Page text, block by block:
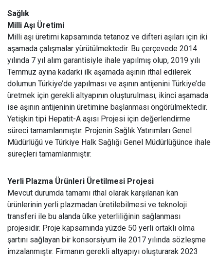
Sağlık
Milli Aşı Üretimi
Milli aşı üretimi kapsamında tetanoz ve difteri aşıları için iki
aşamada çalışmalar yürütülmektedir. Bu çerçevede 2014
yılında 7 yıl alım garantisiyle ihale yapılmış olup, 2019 yılı
Temmuz ayına kadarki ilk aşamada aşının ithal edilerek
dolumun Türkiye’de yapılması ve aşının antijenini Türkiye’de
üretmek için gerekli altyapının oluşturulması, ikinci aşamada
ise aşının antijeninin üretimine başlanması öngörülmektedir.
Yetişkin tipi Hepatit-A aşısı Projesi için değerlendirme
süreci tamamlanmıştır. Projenin Sağlık Yatırımları Genel
Müdürlüğü ve Türkiye Halk Sağlığı Genel Müdürlüğünce ihale
süreçleri tamamlanmıştır.
Yerli Plazma Ürünleri Üretilmesi Projesi
Mevcut durumda tamamı ithal olarak karşılanan kan
ürünlerinin yerli plazmadan üretilebilmesi ve teknoloji
transferi ile bu alanda ülke yeterliliğinin sağlanması
projesidir. Proje kapsamında yüzde 50 yerli ortaklı olma
şartını sağlayan bir konsorsiyum ile 2017 yılında sözleşme
imzalanmıştır. Firmanın gerekli altyapıyı oluşturarak 2023